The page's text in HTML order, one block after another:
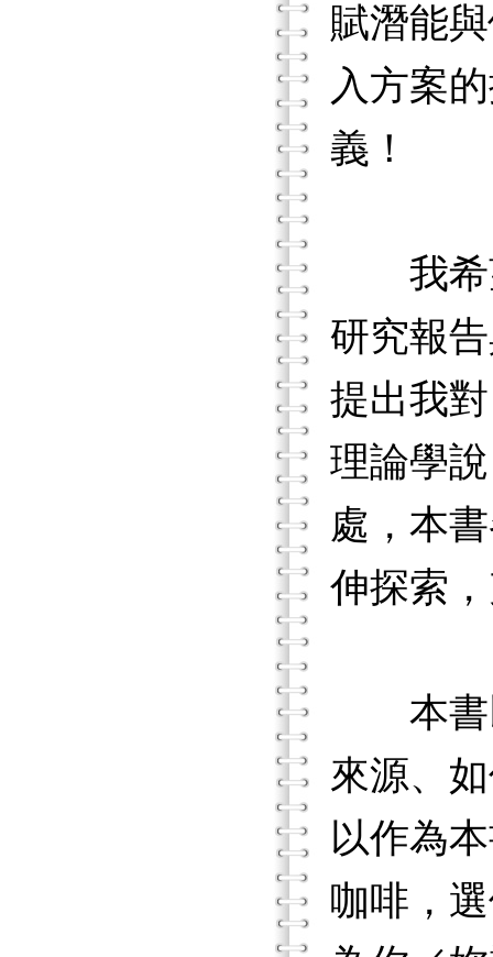
賦潛能
入方案
義！
我希望
研究報
提出我
理論學
處，本
伸探索
本書以
來源、
以作為
咖啡，